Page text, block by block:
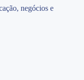
negócios e